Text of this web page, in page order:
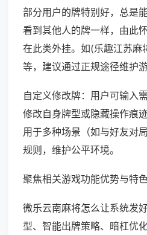
部分用户的牌特别好，总是
看到其他人的牌一样，由此
在此类外挂。如(乐趣江苏麻
等，建议通过正规途径维护游
自定义修改牌：用户可输入
修改自身牌型或隐藏操作痕
用于多种场景（如与好友对
规则，维护公平环境。
聚焦相关游戏功能优势与特色
微乐云南麻将怎么让系统发
型、智能出牌策略、暗杠优